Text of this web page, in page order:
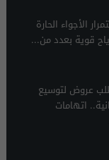
الأجواء الحارة
قوية بعدد من...
عروض لتوسيع
اتهامات